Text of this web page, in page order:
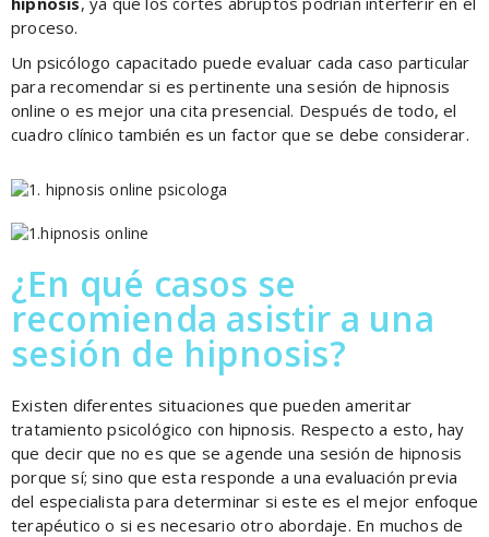
proceso.
Un psicólogo capacitado puede evaluar cada caso particular
para recomendar si es pertinente una sesión de hipnosis
online o es mejor una cita presencial. Después de todo, el
cuadro clínico también es un factor que se debe considerar.
¿En qué casos se
recomienda asistir a una
sesión de hipnosis?
Existen diferentes situaciones que pueden ameritar
tratamiento psicológico con hipnosis. Respecto a esto, hay
que decir que no es que se agende una sesión de hipnosis
porque sí; sino que esta responde a una evaluación previa
del especialista para determinar si este es el mejor enfoque
terapéutico o si es necesario otro abordaje. En muchos de